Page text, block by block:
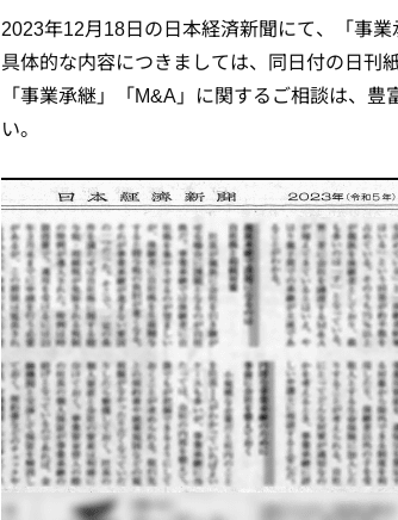
2023年12月18日の日本経済新聞にて、「事
具体的な内容につきましては、同日付の日刊
「事業承継」「M&A」に関するご相談は、
い。